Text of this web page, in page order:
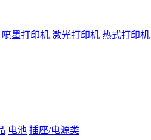
喷墨打印机 激光打印机 热式打印机
电池 插座/电源类